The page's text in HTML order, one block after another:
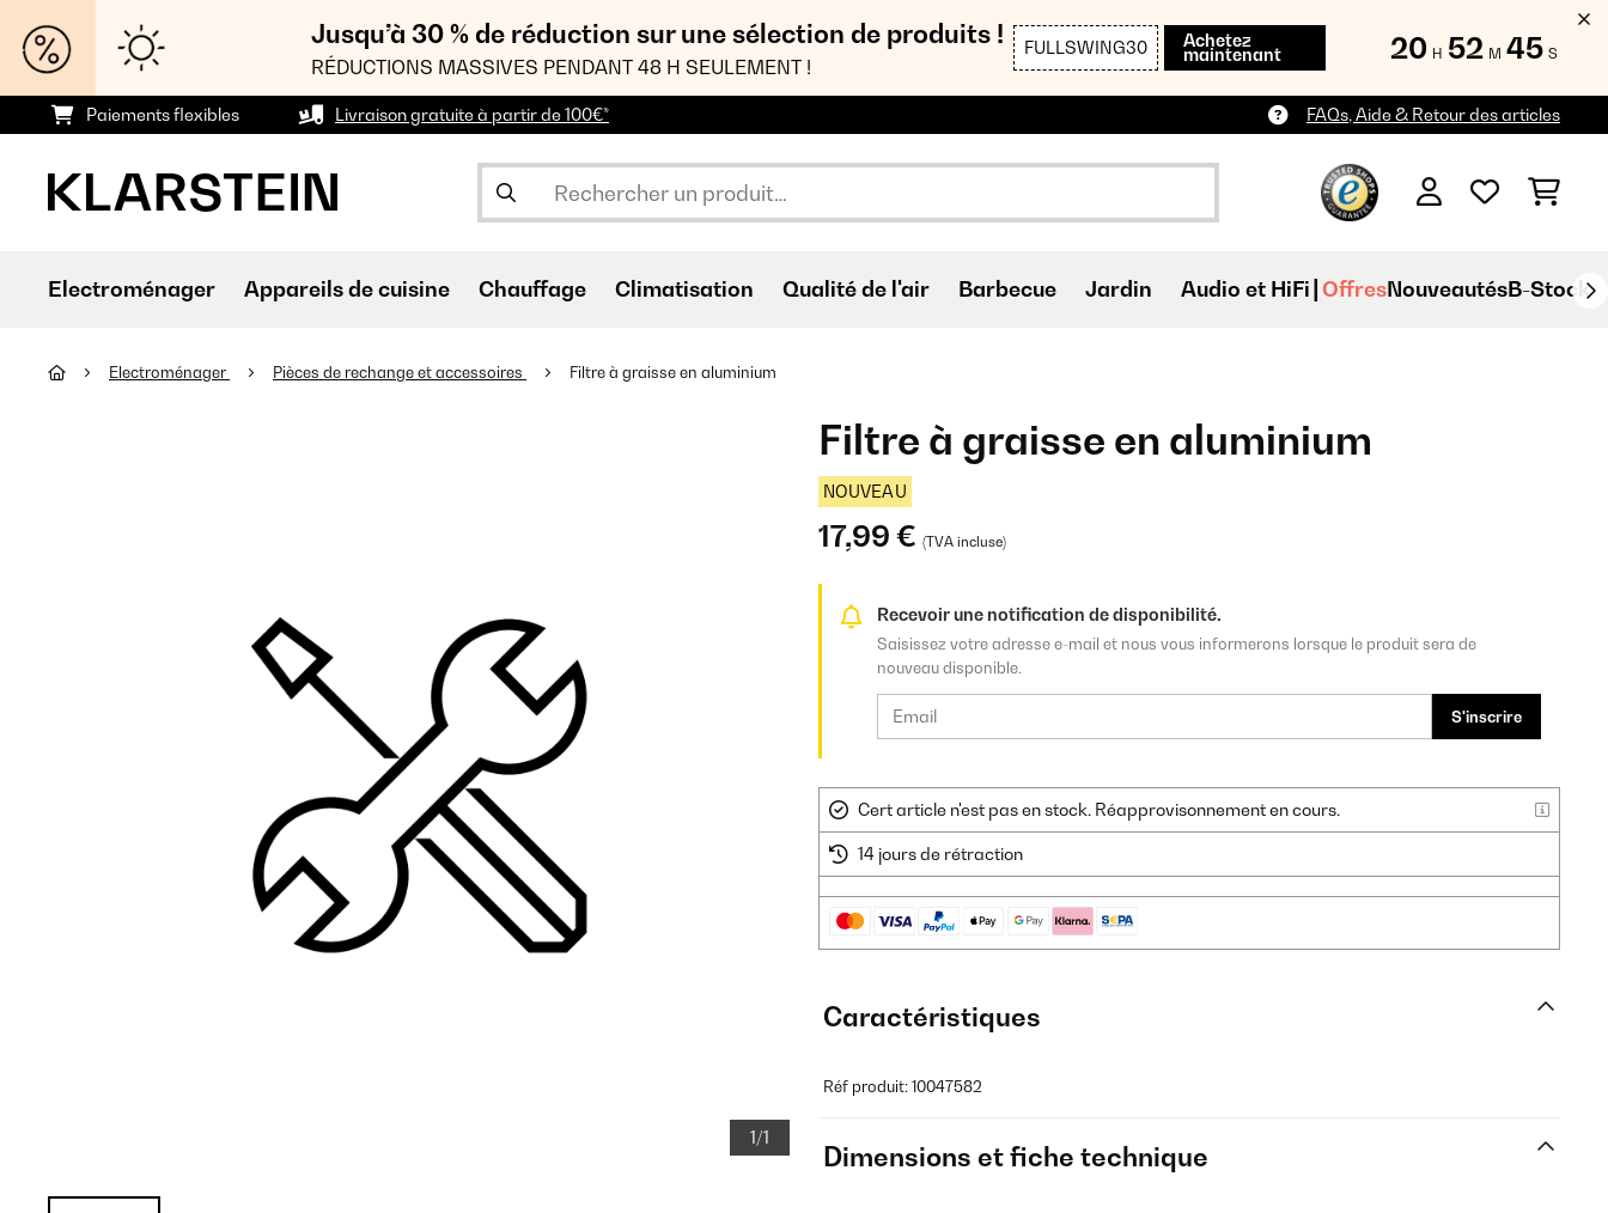
Jusqu’à 30 % de réduction sur une sélection de produits !
RÉDUCTIONS MASSIVES PENDANT 48 H SEULEMENT !
FULLSWING30 Achetez
maintenant 20 H 52 M 45 S
Paiements flexibles Livraison gratuite à partir de 100€* FAQs, Aide & Retour des articles
Electroménager Appareils de cuisine Chauffage Climatisation Qualité de l'air Barbecue Jardin Audio et HiFi OffresNouveautésB-Stock
Electroménager Pièces de rechange et accessoires Filtre à graisse en aluminium
1/1
Filtre à graisse en aluminium
NOUVEAU
17,99 € (TVA incluse)
Recevoir une notification de disponibilité.
Saisissez votre adresse e-mail et nous vous informerons lorsque le produit sera de
nouveau disponible.
S'inscrire
Cert article n'est pas en stock. Réapprovisonnement en cours.
14 jours de rétraction
Caractéristiques
Réf produit: 10047582
Dimensions et fiche technique